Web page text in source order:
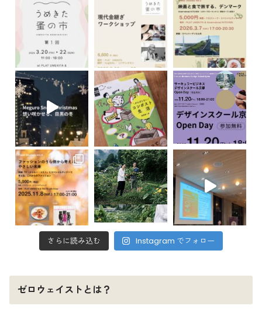
さらに読み込む Instagram でフォロー
ゼロウェイストとは？